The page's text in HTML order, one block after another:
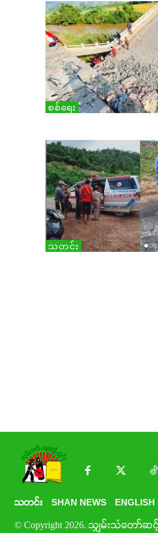
စစ်ရေး
သတင်း
သတင်း SHAN NEWS ENGLISH
© Copyright 2026. သျှမ်းသံတော်ဆင့်